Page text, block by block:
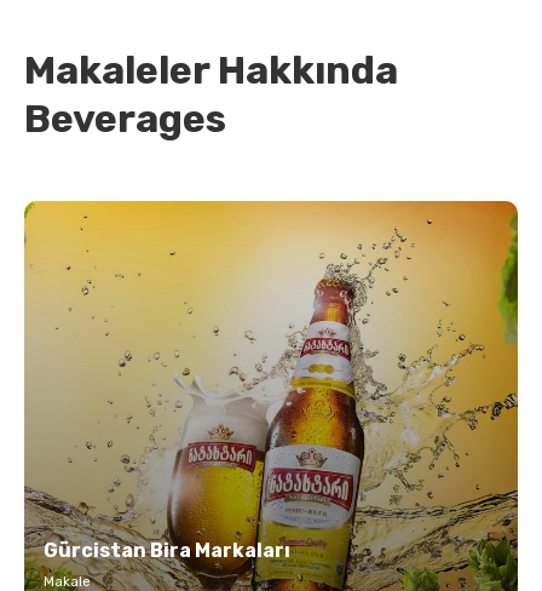
Makaleler Hakkında
Beverages
Gürcistan Bira Markaları
Makale